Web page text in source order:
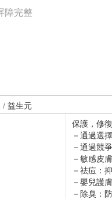
障完整
/ 益生元
保護，修
－通過選
－通過競
－敏感皮
－祛痘：
－嬰兒護
－除臭：